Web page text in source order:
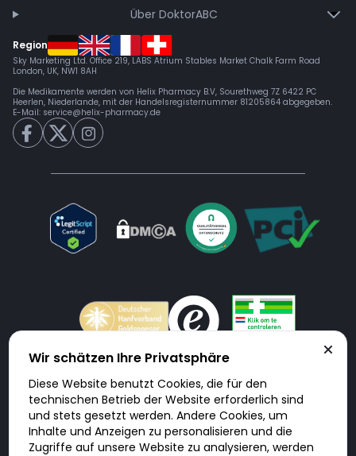
Über DoktorABC
Region
Sky Marketing Ltd. Office 219, LABS Atrium Stables Market Chalk Farm Road
London, UK, NW1 8AH
Die Medikamente werden von Helix Pharmacy B.V, Sourethweg 7Z 6422 PC
Heerlen, Niederlande, mit der Handelsregisternummer 81205864 abgegeben.
E-Mail: service@helix-pharmacy.de
Doktorabc.com ist eine Vermittlungsplattform. Doktorabc ist ausdrücklich
keine Internetapotheke. Doktorabc bietet keine Medikamente oder
sonstige Produkte an oder liefert diese. Jegliche Informationen zu
Produkten, Medikamenten und Preisen auf der Internetseite beinhalten
kein Angebot von Doktorabc an Sie. Für die Einhaltung der in Ihrem Land
geltenden Gesetze und sonstigen Rechtsvorschriften sind Sie als Nutzer
selbst verantwortlich. Die Nutzung unseres Services auf Doktorabc durch
Wir schätzen Ihre Privatsphäre
Diese Website benutzt Cookies, die für den
technischen Betrieb der Website erforderlich sind
und stets gesetzt werden. Andere Cookies, um
Inhalte und Anzeigen zu personalisieren und die
Zugriffe auf unsere Website zu analysieren, werden